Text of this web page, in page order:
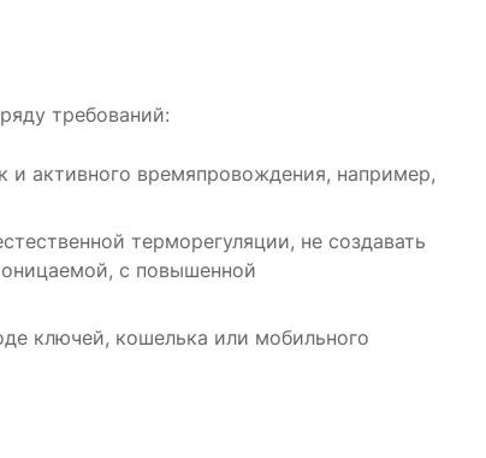
требований:
и активного времяпровождения, например,
терморегуляции, не создавать
с повышенной
ключей, кошелька или мобильного